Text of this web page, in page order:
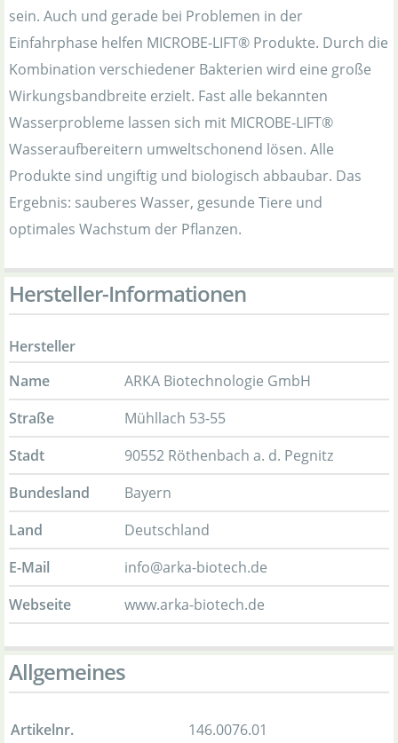
sein. Auch und gerade bei Problemen in der
Einfahrphase helfen MICROBE-LIFT® Produkte. Durch die
Kombination verschiedener Bakterien wird eine große
Wirkungsbandbreite erzielt. Fast alle bekannten
Wasserprobleme lassen sich mit MICROBE-LIFT®
Wasseraufbereitern umweltschonend lösen. Alle
Produkte sind ungiftig und biologisch abbaubar. Das
Ergebnis: sauberes Wasser, gesunde Tiere und
optimales Wachstum der Pflanzen.
Hersteller-Informationen
Hersteller
Name
ARKA Biotechnologie GmbH
Straße
Mühllach 53-55
Stadt
90552 Röthenbach a. d. Pegnitz
Bundesland
Bayern
Land
Deutschland
E-Mail
info@arka-biotech.de
Webseite
www.arka-biotech.de
Allgemeines
Artikelnr.
146.0076.01